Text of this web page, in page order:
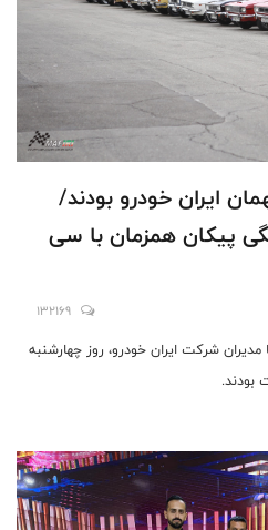
ایران خودرو بودند/
پیکان همزمان با سی
132169
مدیران شرکت ایران خودرو، روز چهارشنبه
بودند.